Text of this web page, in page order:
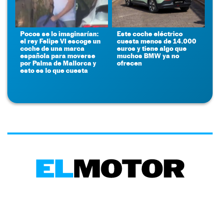
Pocos se lo imaginarían:
el rey Felipe VI escoge un
coche de una marca
española para moverse
por Palma de Mallorca y
esto es lo que cuesta
Este coche eléctrico
cuesta menos de 14.000
euros y tiene algo que
muchos BMW ya no
ofrecen